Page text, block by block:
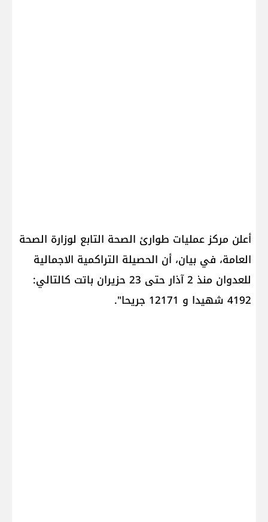
أعلن مركز عمليات طوارئ الصحة التابع ل​وزارة الصحة
العامة​، في بيان، أن الحصيلة التراكمية الاجمالية
للعدوان منذ 2 آذار حتى 23 حزيران باتت كالتالي:
4192 شهيدا​ و 12171 جريحا".